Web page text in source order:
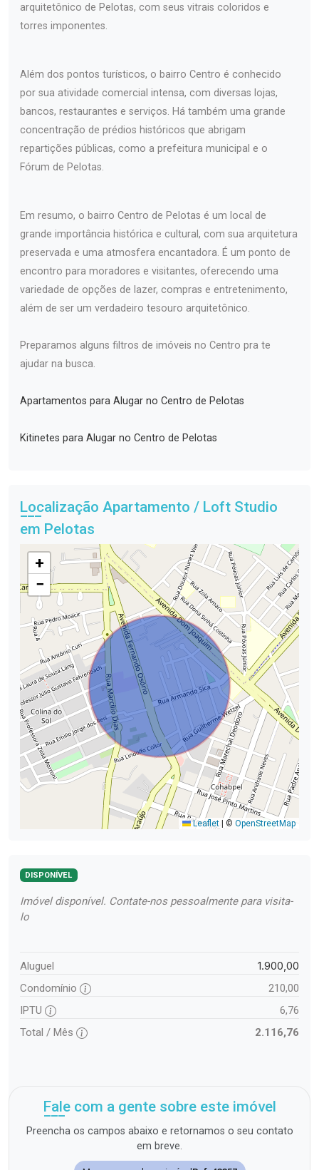
arquitetônico de Pelotas, com seus vitrais coloridos e
torres imponentes.
Além dos pontos turísticos, o bairro Centro é conhecido
por sua atividade comercial intensa, com diversas lojas,
bancos, restaurantes e serviços. Há também uma grande
concentração de prédios históricos que abrigam
repartições públicas, como a prefeitura municipal e o
Fórum de Pelotas.
Em resumo, o bairro Centro de Pelotas é um local de
grande importância histórica e cultural, com sua arquitetura
preservada e uma atmosfera encantadora. É um ponto de
encontro para moradores e visitantes, oferecendo uma
variedade de opções de lazer, compras e entretenimento,
além de ser um verdadeiro tesouro arquitetônico.
Preparamos alguns filtros de imóveis no Centro pra te
ajudar na busca.
Apartamentos para Alugar no Centro de Pelotas
Kitinetes para Alugar no Centro de Pelotas
Localização Apartamento / Loft Studio
em Pelotas
+
−
Leaflet © OpenStreetMap
DISPONÍVEL
Imóvel disponível. Contate-nos pessoalmente para visita-
lo
Aluguel 1.900,00
Condomínio
210,00
IPTU
6,76
Total / Mês
2.116,76
Fale com a gente sobre este imóvel
Preencha os campos abaixo e retornamos o seu contato
em breve.